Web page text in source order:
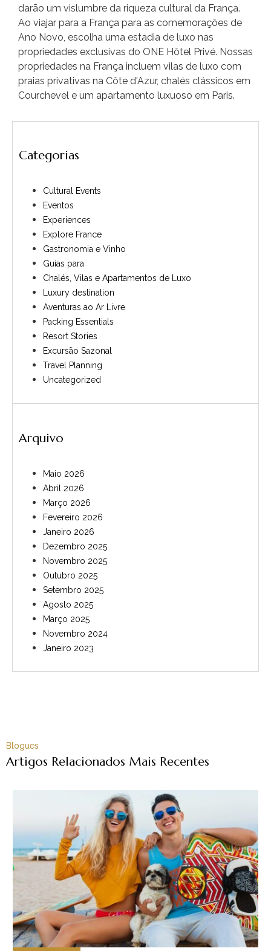
darão um vislumbre da riqueza cultural da França.
Ao viajar para a França para as comemorações de
Ano Novo, escolha uma estadia de luxo nas
propriedades exclusivas do ONE Hôtel Privé. Nossas
propriedades na França incluem vilas de luxo com
praias privativas na Côte d'Azur, chalés clássicos em
Courchevel e um apartamento luxuoso em Paris.
Categorias
Cultural Events
Eventos
Experiences
Explore France
Gastronomia e Vinho
Guias para
Chalés, Vilas e Apartamentos de Luxo
Luxury destination
Aventuras ao Ar Livre
Packing Essentials
Resort Stories
Excursão Sazonal
Travel Planning
Uncategorized
Arquivo
Maio 2026
Abril 2026
Março 2026
Fevereiro 2026
Janeiro 2026
Dezembro 2025
Novembro 2025
Outubro 2025
Setembro 2025
Agosto 2025
Março 2025
Novembro 2024
Janeiro 2023
Blogues
Artigos Relacionados Mais Recentes